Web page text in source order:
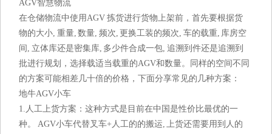
AGV智慧物流
在仓储物流中使用AGV 拣货进行货物上架前，首先要根据货
物的大小, 重量, 数量, 频次, 更换工装的频次, 车的载重, 库房空
间, 立体库还是密集库, 多少件合成一包, 追溯到件还是追溯到
批进行规划，选择载适当载重的AGV和数量。同样的空间不同
的方案可能相差几十倍的价格，下面分享常见的几种方案：
地牛AGV小车
1.人工上货方案：这种方式是目前在中国是性价比最优的一
种。 AGV小车代替叉车+人工的的搬运, 上货还需要用到人的